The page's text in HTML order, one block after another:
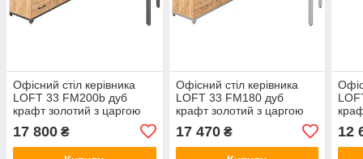
Офісний стіл керівника
LOFT 33 FM200b дуб
крафт золотий з царгою
17 800 ₴
Офісний стіл керівника
LOFT 33 FM180 дуб
крафт золотий з царгою
17 470₴ 12